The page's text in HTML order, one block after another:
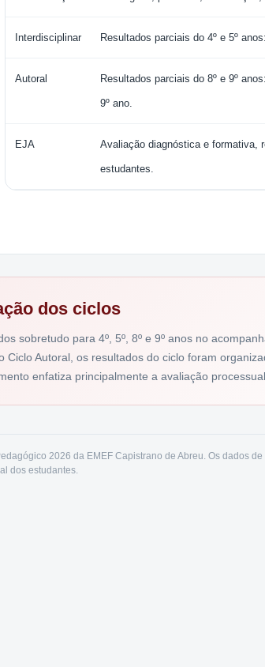
Interdisciplinar Resultados parciais do 4º e 5º
Autoral Resultados parciais do 8º e 9º
9º ano.
EJA Avaliação diagnóstica e formativa,
estudantes.
dos ciclos
sobretudo para 4º, 5º, 8º e 9º anos no
Ciclo Autoral, os resultados do ciclo foram
enfatiza principalmente a avaliação
2026 da EMEF Capistrano de Abreu. Os dados
dos estudantes.